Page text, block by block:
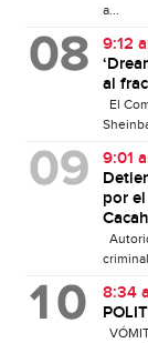
a...
9:12
al
El
9:01
por
8:34